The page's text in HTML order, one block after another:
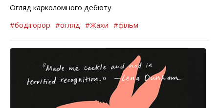
Огляд карколомного дебюту
#бодігорор #огляд #Жахи #фільм